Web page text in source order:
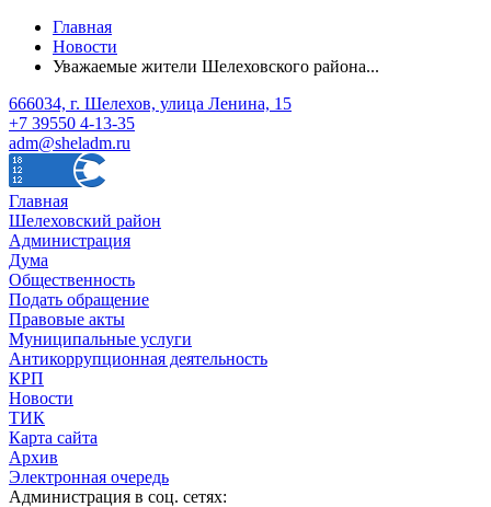
Главная
Новости
Уважаемые жители Шелеховского района...
666034, г. Шелехов, улица Ленина, 15
+7 39550 4-13-35
adm@sheladm.ru
Главная
Шелеховский район
Администрация
Дума
Общественность
Подать обращение
Правовые акты
Муниципальные услуги
Антикоррупционная деятельность
КРП
Новости
ТИК
Карта сайта
Архив
Электронная очередь
Администрация в соц. сетях: